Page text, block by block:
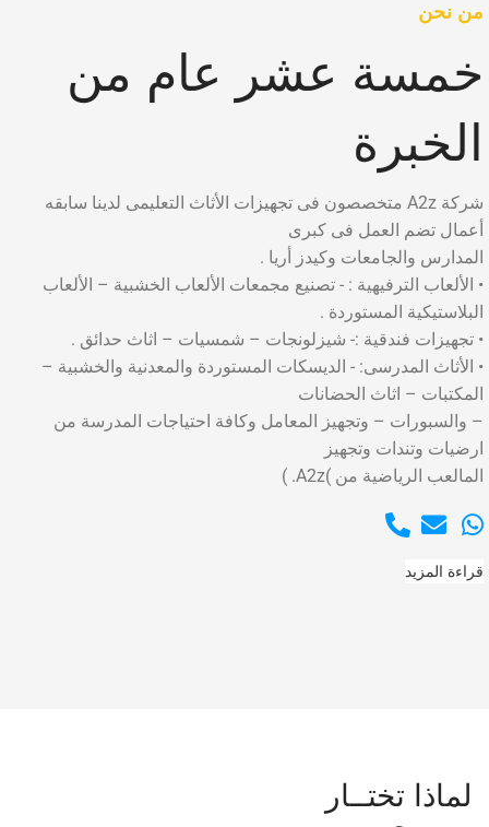
من نحن
خمسة عشر عام من
الخبرة
شركة A2z متخصصون فى تجهيزات الأثاث التعليمى لدينا سابقه
أعمال تضم العمل فى كبرى
المدارس والجامعات وكيدز أريا .
• الألعاب الترفيهية : - تصنيع مجمعات الألعاب الخشبية – الألعاب
البلاستيكية المستوردة .
• تجهيزات فندقية :- شيزلونجات – شمسيات – اثاث حدائق .
• الأثاث المدرسى: - الديسكات المستوردة والمعدنية والخشبية –
المكتبات – اثاث الحضانات
– والسبورات – وتجهيز المعامل وكافة احتياجات المدرسة من
ارضيات وتندات وتجهيز
المالعب الرياضية من )A2z. )
قراءة المزيد
لماذا تختــار